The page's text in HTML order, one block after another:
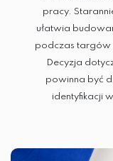
pracy.
ułatwia
podczas targów
Decyzja
powinna być
identyfikacji